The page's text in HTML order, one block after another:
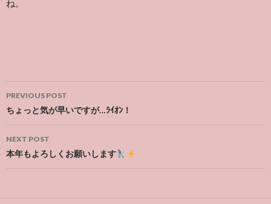
ね。
Post
navigation
PREVIOUS POST
ちょっと気が早いですが…ﾗｲｵﾝ！
NEXT POST
本年もよろしくお願いします